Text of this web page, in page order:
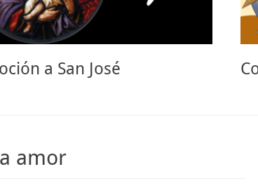
a San José
amor